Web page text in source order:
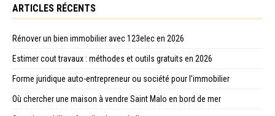
ARTICLES RÉCENTS
Rénover un bien immobilier avec 123elec en 2026
Estimer cout travaux : méthodes et outils gratuits en 2026
Forme juridique auto-entrepreneur ou société pour l’immobilier
Où chercher une maison à vendre Saint Malo en bord de mer